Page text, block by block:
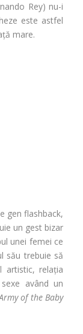
Rey) nu-i
este astfel
mare.
gen flashback,
un gest bizar
unei femei ce
său trebuie să
artistic, relația
având un
of the Baby